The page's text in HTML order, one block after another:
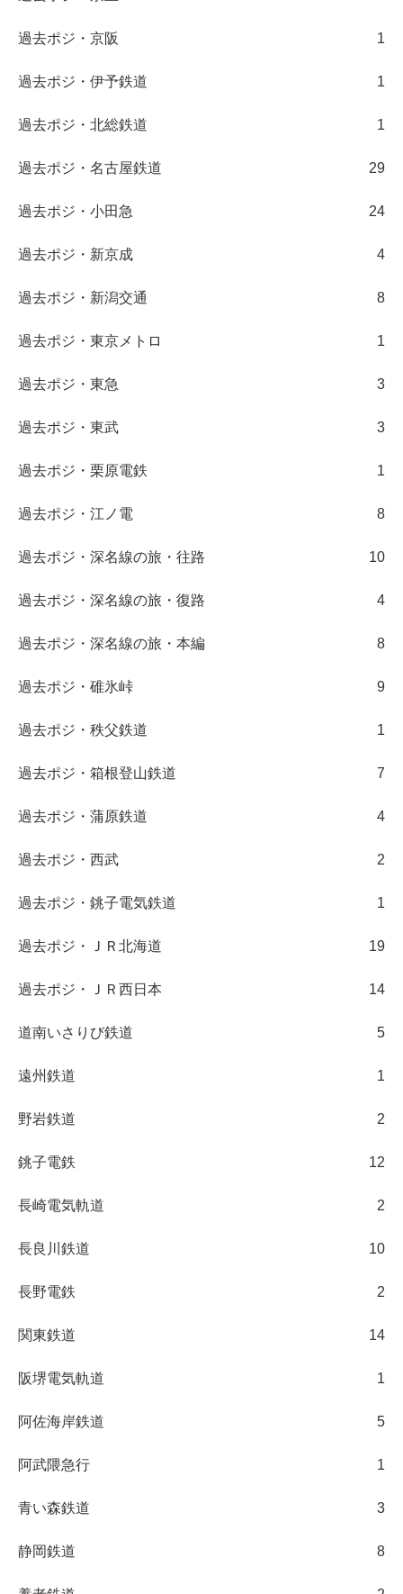
過去ポジ・京阪 1
過去ポジ・伊予鉄道 1
過去ポジ・北総鉄道 1
過去ポジ・名古屋鉄道 29
過去ポジ・小田急 24
過去ポジ・新京成 4
過去ポジ・新潟交通 8
過去ポジ・東京メトロ 1
過去ポジ・東急 3
過去ポジ・東武 3
過去ポジ・栗原電鉄 1
過去ポジ・江ノ電 8
過去ポジ・深名線の旅・往路 10
過去ポジ・深名線の旅・復路 4
過去ポジ・深名線の旅・本編 8
過去ポジ・碓氷峠 9
過去ポジ・秩父鉄道 1
過去ポジ・箱根登山鉄道 7
過去ポジ・蒲原鉄道 4
過去ポジ・西武 2
過去ポジ・銚子電気鉄道 1
過去ポジ・ＪＲ北海道 19
過去ポジ・ＪＲ西日本 14
道南いさりび鉄道 5
遠州鉄道 1
野岩鉄道 2
銚子電鉄 12
長崎電気軌道 2
長良川鉄道 10
長野電鉄 2
関東鉄道 14
阪堺電気軌道 1
阿佐海岸鉄道 5
阿武隈急行 1
青い森鉄道 3
静岡鉄道 8